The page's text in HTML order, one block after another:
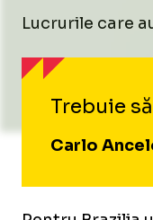
Lucrurile care
Trebuie
Carlo